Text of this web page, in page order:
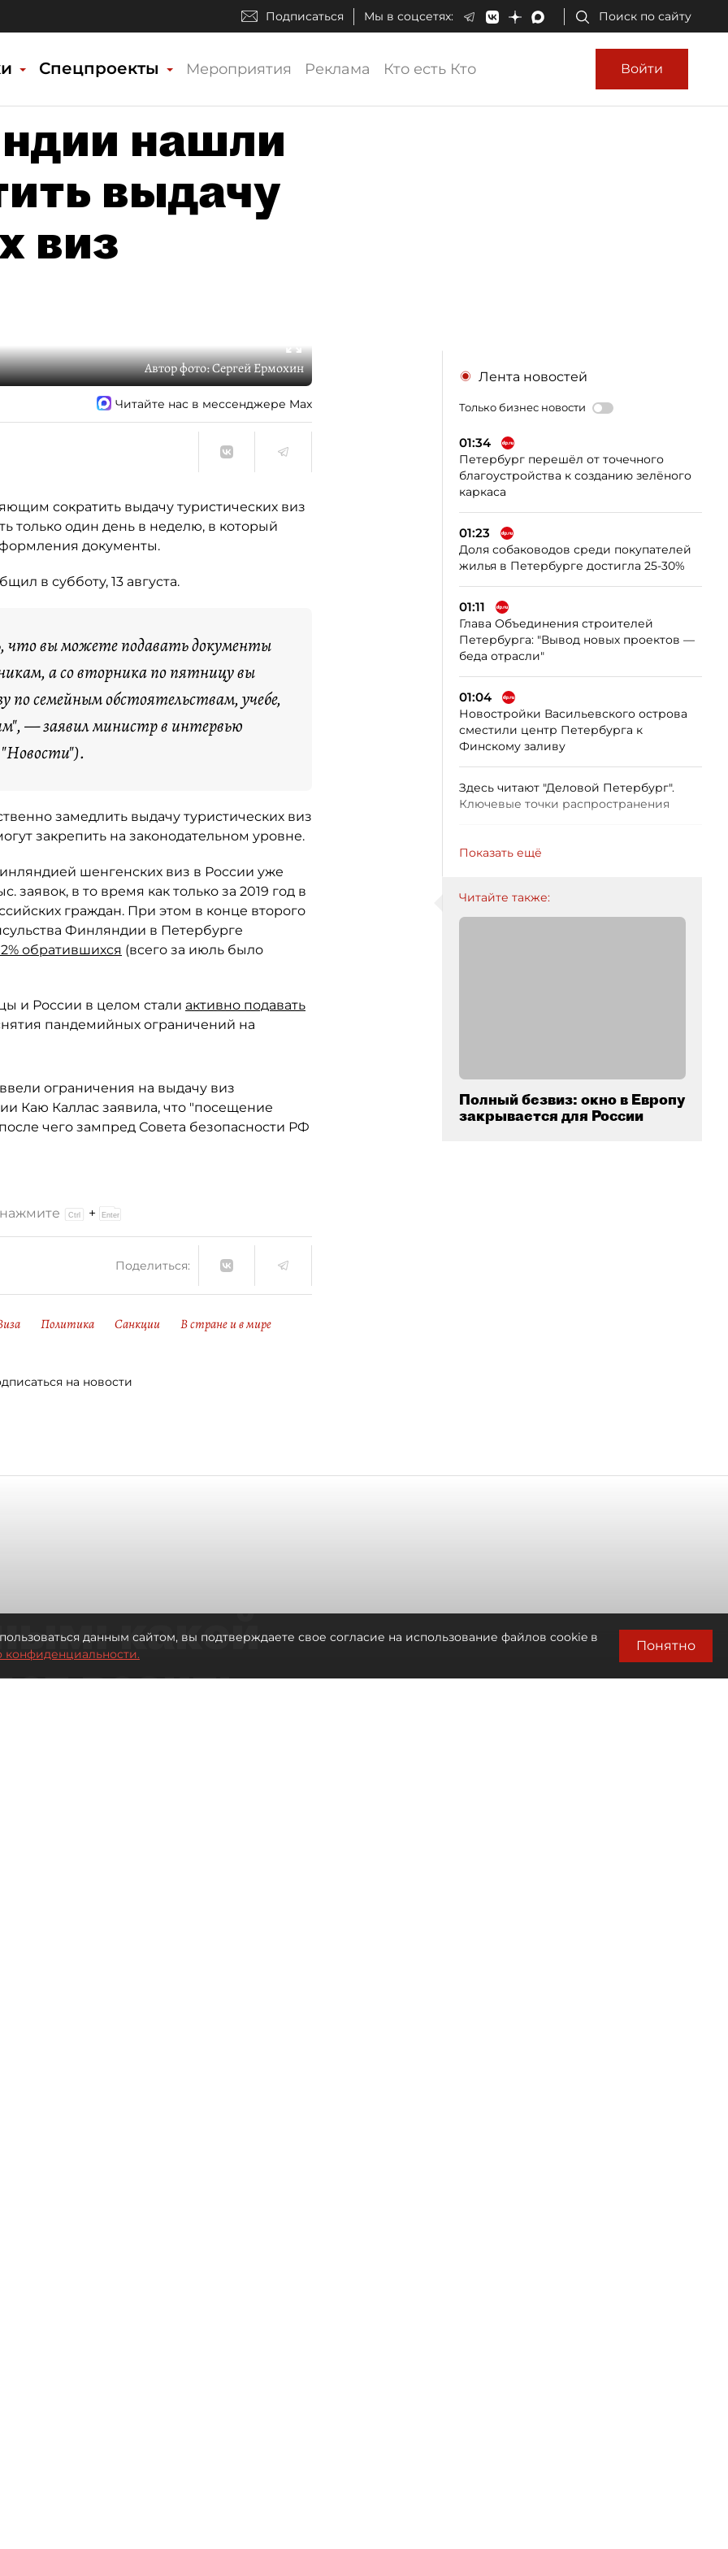
Подписаться Мы в соцсетях: Поиск по сайту
Спецпроекты Мероприятия Реклама Кто есть Кто Войти
нашли
выдачу
виз
Автор фото:Сергей Ермохин
Читайте нас в мессенджере Max
сократить выдачу туристических виз
только один день в неделю, в который
документы.
в субботу, 13 августа.
вы можете подавать документы
а со вторника по пятницу вы
семейным обстоятельствам, учебе,
— заявил министр в интервью
замедлить выдачу туристических виз
закрепить на законодательном уровне.
шенгенских виз в России уже
заявок, в то время как только за 2019 год в
граждан. При этом в конце второго
Финляндии в Петербурге
обратившихся (всего за июль было
и России в целом стали активно подавать
пандемийных ограничений на
ограничения на выдачу виз
Каю Каллас заявила, что "посещение
чего зампред Совета безопасности РФ
Лента новостей
Только бизнес новости
01:34
Петербург перешёл от точечного
благоустройства к созданию зелёного
каркаса
01:23
Доля собаководов среди покупателей
жилья в Петербурге достигла 25-30%
01:11
Глава Объединения строителей
Петербурга: "Вывод новых проектов —
беда отрасли"
01:04
Новостройки Васильевского острова
сместили центр Петербурга к
Финскому заливу
Здесь читают "Деловой Петербург".
Ключевые точки распространения
Показать ещё
Читайте также:
Полный безвиз: окно в Европу
закрывается для России
+
Поделиться:
Политика Санкции В стране и в мире
на новости
какой
возить
данным сайтом, вы подтверждаете свое согласие на использование файлов cookie в
Понятно